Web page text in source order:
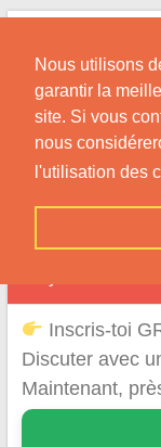
Nous utilisons
garantir la
site. Si vous
nous
l'utilisation des
Skip
content
Conseils et
Musulmane
Inscris-toi
Discuter avec
Maintenant,